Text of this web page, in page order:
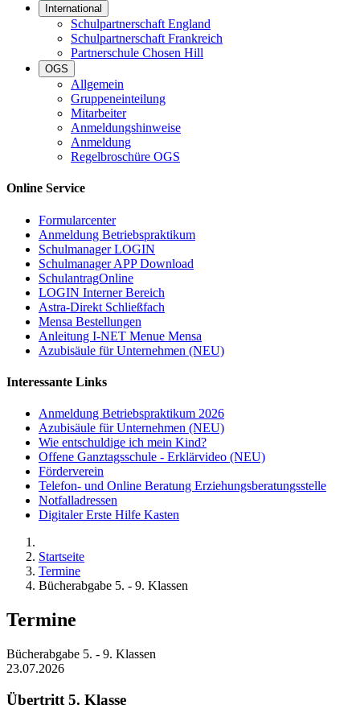
International
Schulpartnerschaft England
Schulpartnerschaft Frankreich
Partnerschule Chosen Hill
OGS
Allgemein
Gruppeneinteilung
Mitarbeiter
Anmeldungshinweise
Anmeldung
Regelbroschüre OGS
Online Service
Formularcenter
Anmeldung Betriebspraktikum
Schulmanager LOGIN
Schulmanager APP Download
SchulantragOnline
LOGIN Interner Bereich
Astra-Direkt Schließfach
Mensa Bestellungen
Anleitung I-NET Menue Mensa
Azubisäule für Unternehmen (NEU)
Interessante Links
Anmeldung Betriebspraktikum 2026
Azubisäule für Unternehmen (NEU)
Wie entschuldige ich mein Kind?
Offene Ganztagsschule - Erklärvideo (NEU)
Förderverein
Telefon- und Online Beratung Erziehungsberatungsstelle
Notfalladressen
Digitaler Erste Hilfe Kasten
Startseite
Termine
Bücherabgabe 5. - 9. Klassen
Termine
Bücherabgabe 5. - 9. Klassen
23.07.2026
Übertritt 5. Klasse